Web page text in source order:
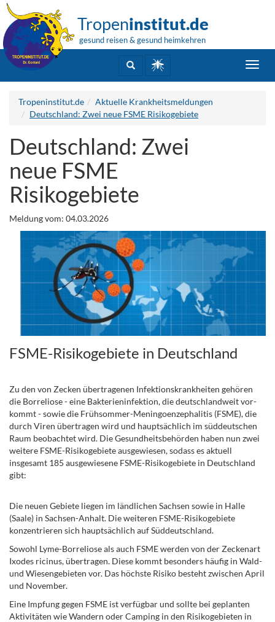
Tropeninstitut.de
gesund reisen & gesund heimkehren
Tropeninstitut.de
Aktuelle Krankheitsmeldungen
Deutschland: Zwei neue FSME Risikogebiete
Deutschland: Zwei
neue FSME
Risikogebiete
Meldung vom: 04.03.2026
FSME-Risikogebiete in Deutschland
Zu den von Zecken über­tragenen Infektions­krank­heiten gehören
die Borreliose - eine Bakterien­infektion, die deutschland­weit vor­
kommt - sowie die Früh­sommer-Meningo­enzephalitis (FSME), die
durch Viren übertragen wird und haupt­sächlich im süd­deutschen
Raum beobachtet wird. Die Gesundheitsbehörden haben nun zwei
weitere FSME-Risikogebiete ausgewiesen, sodass es aktuell
insgesamt 185 ausgewiesene FSME-Risikogebiete in Deutschland
gibt:
Die neuen Gebiete liegen im ländlichen Sachsen sowie in Halle
(Saale) in Sachsen-Anhalt. Die weiteren FSME-Risikogebiete
konzentrieren sich hauptsächlich auf Süddeutschland.
Sowohl Lyme-Borreliose als auch FSME werden von der Zeckenart
Ixodes ricinus, übertragen. Diese kommt besonders häufig in Wald-
und Wiesengebieten vor. Das höchste Risiko besteht zwischen April
und November.
Eine Impfung gegen FSME ist verfügbar und sollte bei geplanten
Aktivitäten wie Wandern oder Camping in den Risikogebieten in